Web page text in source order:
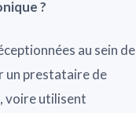
?
au sein de
un prestataire de
voire utilisent